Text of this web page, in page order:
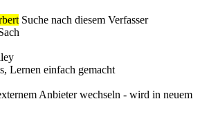
Suche nach diesem Verfasser
Lernen einfach gemacht
Anbieter wechseln - wird in neuem